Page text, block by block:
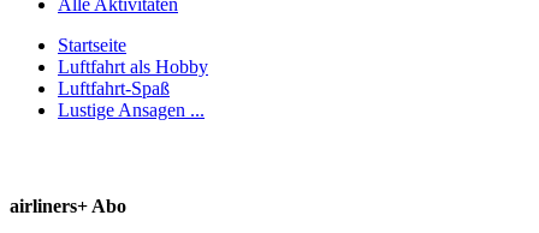
Startseite
Luftfahrt als Hobby
Luftfahrt-Spaß
Lustige Ansagen ...
airliners+ Abo